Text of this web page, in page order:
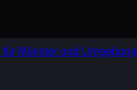
Münster und Umgebung